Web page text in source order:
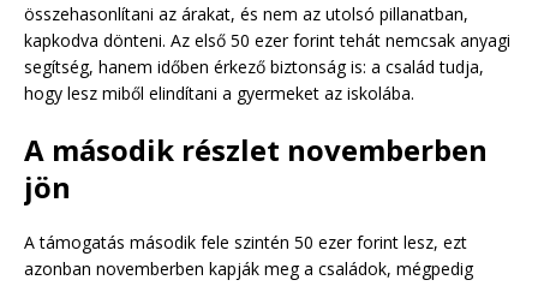
összehasonlítani az árakat, és nem az utolsó pillanatban,
kapkodva dönteni. Az első 50 ezer forint tehát nemcsak anyagi
segítség, hanem időben érkező biztonság is: a család tudja,
hogy lesz miből elindítani a gyermeket az iskolába.
A második részlet novemberben
jön
A támogatás második fele szintén 50 ezer forint lesz, ezt
azonban novemberben kapják meg a családok, mégpedig